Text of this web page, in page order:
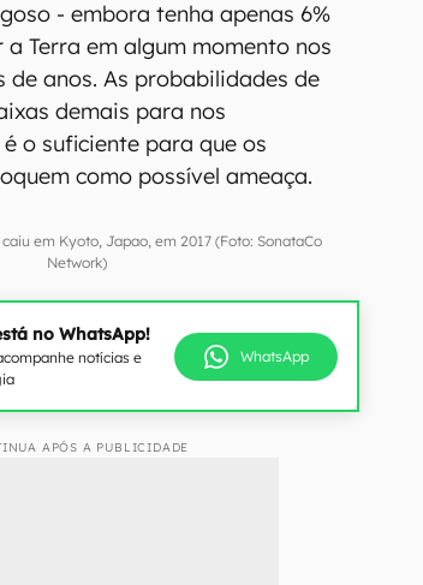
- embora tenha apenas 6%
Terra em algum momento nos
de anos. As probabilidades de
demais para nos
o suficiente para que os
como possível ameaça.
em Kyoto, Japao, em 2017 (Foto: SonataCo
Network)
no WhatsApp!
notícias e
WhatsApp
APÓS A PUBLICIDADE